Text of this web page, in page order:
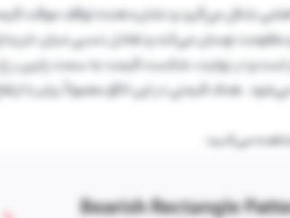
شکل می‌گیرد و نشان‌دهنده توقف موقت
نوسان می‌کند و تعادل نسبی میان
است و در نهایت، شکست قیمت به سمت
هدف قیمتی در این الگو معمولاً برابر با
می‌کنید: